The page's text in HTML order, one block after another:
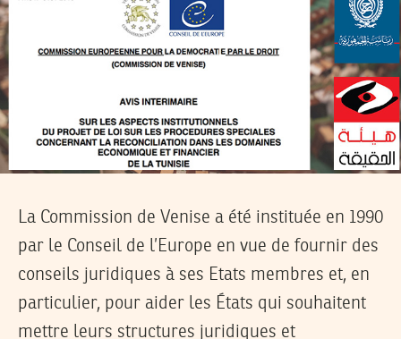
La Commission de Venise a été instituée en 1990
par le Conseil de l’Europe en vue de fournir des
conseils juridiques à ses Etats membres et, en
particulier, pour aider les États qui souhaitent
mettre leurs structures juridiques et